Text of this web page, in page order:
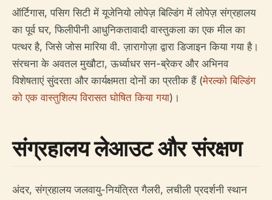
ऑर्टिगास, पसिग सिटी में यूजेनियो लोपेज़ बिल्डिंग में लोपेज़ संग्रहालय
का पूर्व घर, फिलीपीनी आधुनिकतावादी वास्तुकला का एक मील का
पत्थर है, जिसे जोस मारिया वी. ज़ारागोज़ा द्वारा डिजाइन किया गया है।
संरचना के अवतल मुखौटा, ऊर्ध्वाधर सन-ब्रेकर और अभिनव
विशेषताएं सुंदरता और कार्यक्षमता दोनों का प्रतीक हैं (मेरल्को बिल्डिंग
को एक वास्तुशिल्प विरासत घोषित किया गया)।
संग्रहालय लेआउट और संरक्षण
अंदर, संग्रहालय जलवायु-नियंत्रित गैलरी, लचीली प्रदर्शनी स्थान